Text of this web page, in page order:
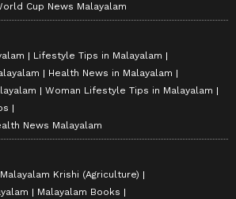
Cup News Malayalam
Lifestyle Tips in Malayalam
Health News in Malayalam
Woman Lifestyle Tips in Malayalam
News Malayalam
Malayalam Krishi (Agriculture)
Malayalam Books